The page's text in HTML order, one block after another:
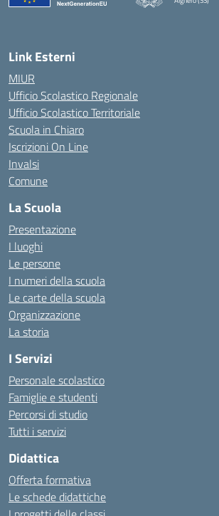
— Visita la
Link Esterni
MIUR
Ufficio Scolastico Regionale
Ufficio Scolastico Territoriale
Scuola in Chiaro
Iscrizioni On Line
Invalsi
Comune
La Scuola
Presentazione
I luoghi
Le persone
I numeri della scuola
Le carte della scuola
Organizzazione
La storia
I Servizi
Personale scolastico
Famiglie e studenti
Percorsi di studio
Tutti i servizi
Didattica
Offerta formativa
Le schede didattiche